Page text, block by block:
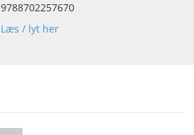
9788702257670
Læs / lyt her